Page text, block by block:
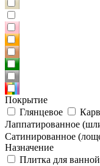
Покрытие
Глянцевое
Лаппатированное
Сатинированное
Назначение
Плитка для ванной